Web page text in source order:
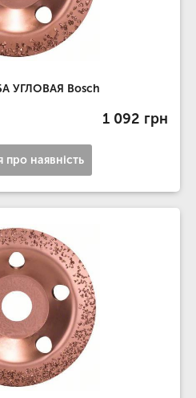
УГЛОВАЯ Bosch
1 092 грн
про наявність